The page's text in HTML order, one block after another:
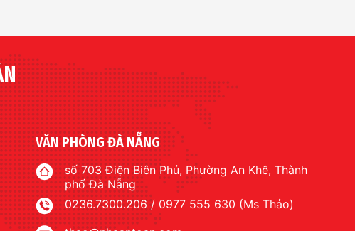
VĂN PHÒNG ĐÀ NẴNG
số 703 Điện Biên Phủ, Phường An Khê, Thành
phố Đà Nẵng
0236.7300.206 / 0977 555 630 (Ms Thảo)